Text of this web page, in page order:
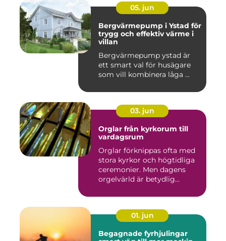
05. jun
Bergvärmepump i Ystad för
trygg och effektiv värme i
villan
Bergvärmepump ystad är
ett smart val för husägare
som vill kombinera låga ...
03. jun
Orglar från kyrkorum till
vardagsrum
Orglar förknippas ofta med
stora kyrkor och högtidliga
ceremonier. Men dagens
orgelvärld är betydlig...
01. jun
Begagnade fyrhjulingar